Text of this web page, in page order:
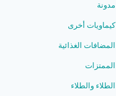
مدونة
كيماويات أخرى
المضافات الغذائية
الممتزات
الطلاء والطلاء